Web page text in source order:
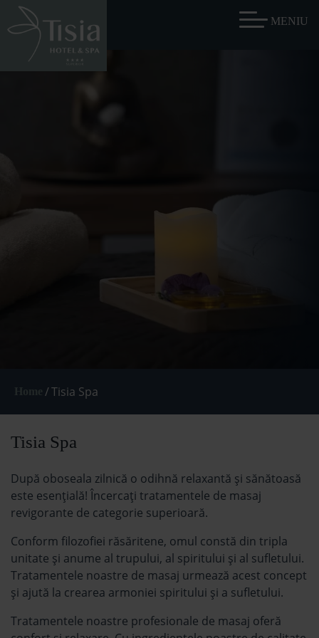
/Tisia Spa
Tisia Spa
După oboseala zilnică o odihnă relaxantă și sănătoasă
este esențială! Încercați tratamentele de masaj
revigorante de categorie superioară.
Conform filozofiei răsăritene, omul constă din tripla
unitate și anume al trupului, al spiritului și al sufletului.
Tratamentele noastre de masaj urmează acest concept
și ajută la crearea armoniei spiritului și a sufletului.
Tratamentele noastre profesionale de masaj oferă